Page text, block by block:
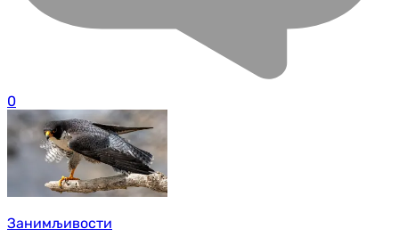
0
Занимљивости